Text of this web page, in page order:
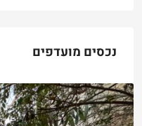
נכסים מועדפים